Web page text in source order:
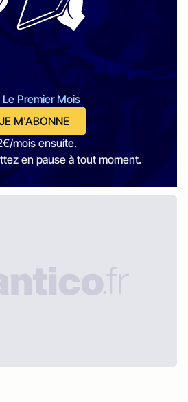
Le Premier Mois
JE M'ABONNE
mois ensuite.
en pause à tout moment.